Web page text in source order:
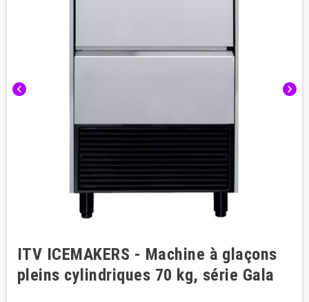
chevron_left chevron_right
ITV ICEMAKERS - Machine à glaçons
pleins cylindriques 70 kg, série Gala